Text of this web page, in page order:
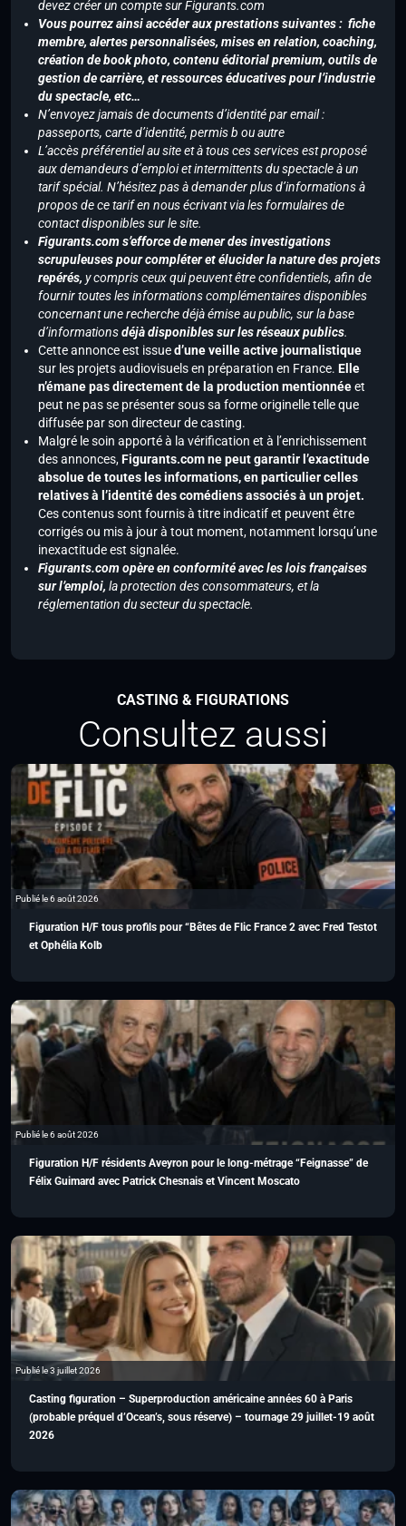
devez créer un compte sur Figurants.com
Vous pourrez ainsi accéder aux prestations suivantes : fiche
membre, alertes personnalisées, mises en relation, coaching,
création de book photo, contenu éditorial premium, outils de
gestion de carrière, et ressources éducatives pour l’industrie
du spectacle, etc…
N’envoyez jamais de documents d’identité par email :
passeports, carte d’identité, permis b ou autre
L’accès préférentiel au site et à tous ces services est proposé
aux demandeurs d’emploi et intermittents du spectacle à un
tarif spécial. N’hésitez pas à demander plus d’informations à
propos de ce tarif en nous écrivant via les formulaires de
contact disponibles sur le site.
Figurants.com s’efforce de mener des investigations
scrupuleuses pour compléter et élucider la nature des projets
repérés, y compris ceux qui peuvent être confidentiels, afin de
fournir toutes les informations complémentaires disponibles
concernant une recherche déjà émise au public, sur la base
d’informationsdéjà disponibles sur les réseaux publics.
Cette annonce est issued’une veille active journalistique
sur les projets audiovisuels en préparation en France. Elle
n’émane pas directement de la production mentionnéeet
peut ne pas se présenter sous sa forme originelle telle que
diffusée par son directeur de casting.
Malgré le soin apporté à la vérification et à l’enrichissement
des annonces,Figurants.com ne peut garantir l’exactitude
absolue de toutes les informations, en particulier celles
relatives à l’identité des comédiens associés à un projet.
Ces contenus sont fournis à titre indicatif et peuvent être
corrigés ou mis à jour à tout moment, notamment lorsqu’une
inexactitude est signalée.
Figurants.com opère en conformité avec les lois françaises
sur l’emploi, la protection des consommateurs, et la
réglementation du secteur du spectacle.
CASTING & FIGURATIONS
Consultez aussi
Publié le 6 août 2026
Figuration H/F tous profils pour “Bêtes de Flic France 2 avec Fred Testot
et Ophélia Kolb
Publié le 6 août 2026
Figuration H/F résidents Aveyron pour le long-métrage “Feignasse” de
Félix Guimard avec Patrick Chesnais et Vincent Moscato
Publié le 3 juillet 2026
Casting figuration – Superproduction américaine années 60 à Paris
(probable préquel d’Ocean’s, sous réserve) – tournage 29 juillet-19 août
2026